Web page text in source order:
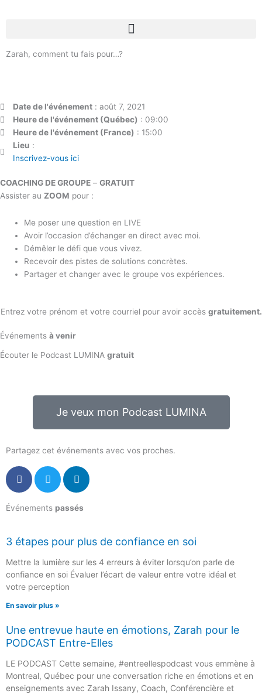
Zarah, comment tu fais pour…?
Date de l'événement : août 7, 2021
Heure de l'événement (Québec) : 09:00
Heure de l'événement (France) : 15:00
Lieu :
Inscrivez-vous ici
COACHING DE GROUPE – GRATUIT
Assister au ZOOM pour :
Me poser une question en LIVE
Avoir l’occasion d’échanger en direct avec moi.
Démêler le défi que vous vivez.
Recevoir des pistes de solutions concrètes.
Partager et changer avec le groupe vos expériences.
Entrez votre prénom et votre courriel pour avoir accès gratuitement.
Événements à venir
Écouter le Podcast LUMINA gratuit
Je veux mon Podcast LUMINA
Partagez cet événements avec vos proches.
Événements passés
3 étapes pour plus de confiance en soi
Mettre la lumière sur les 4 erreurs à éviter lorsqu’on parle de
confiance en soi Évaluer l’écart de valeur entre votre idéal et
votre perception
En savoir plus »
Une entrevue haute en émotions, Zarah pour le
PODCAST Entre-Elles
LE PODCAST Cette semaine, #entreellespodcast vous emmène à
Montreal, Québec pour une conversation riche en émotions et en
enseignements avec Zarah Issany, Coach, Conférencière et